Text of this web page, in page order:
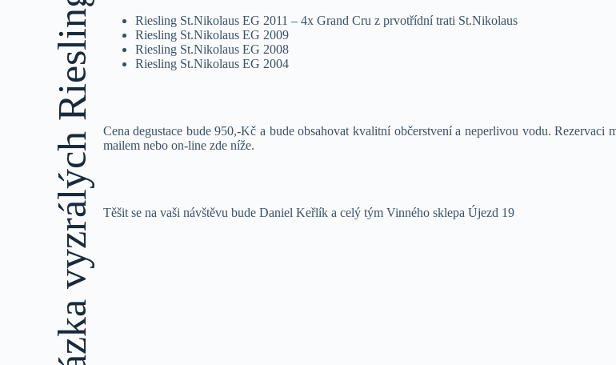
Riesling St.Nikolaus EG 2011 – 4x Grand Cru z prvotřídní trati St.Nikolaus
Riesling St.Nikolaus EG 2009
Riesling St.Nikolaus EG 2008
Riesling St.Nikolaus EG 2004
Cena degustace bude 950,-Kč a bude obsahovat kvalitní občerstvení a neperlivou vodu.
mailem nebo on-line zde níže.
Těšit se na vaši návštěvu bude Daniel Keřlík a celý tým Vinného sklepa Újezd 19